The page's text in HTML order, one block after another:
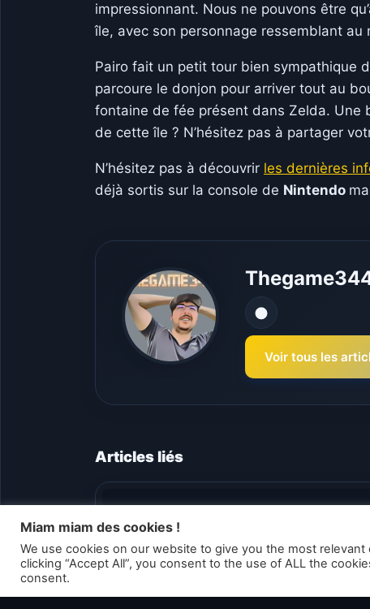
impressionnant. Nous ne pouvons être
île, avec son personnage ressemblant au
Pairo fait un petit tour bien sympathique
parcoure le donjon pour arriver tout au
fontaine de fée présent dans Zelda. Une
de cette île ? N’hésitez pas à partager
N’hésitez pas à découvrir les dernières
déjà sortis sur la console de Nintendo
Voir tous les
Articles liés
Miam miam des cookies !
We use cookies on our website to give you the most
clicking “Accept All”, you consent to the use of ALL the
consent.